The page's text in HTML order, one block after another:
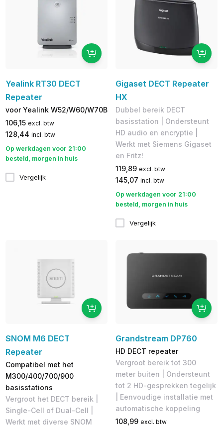
Yealink RT30 DECT
Repeater
voor Yealink W52/W60/W70B
106,15 excl. btw
128,44 incl. btw
Op werkdagen voor 21:00
besteld, morgen in huis
Vergelijk
Gigaset DECT Repeater
HX
Dubbel bereik DECT
basisstation | Ondersteunt
HD audio en encryptie | ​
Werkt met Siemens Gigaset
en Fritz!
119,89 excl. btw
145,07 incl. btw
Op werkdagen voor 21:00
besteld, morgen in huis
Vergelijk
SNOM M6 DECT
Repeater
Compatibel met het
M300/400/700/900
basisstations
Vergroot het DECT bereik |
Single-Cell of Dual-Cell |
Werkt met diverse SNOM
Grandstream DP760
HD DECT repeater
Vergroot bereik tot 300
meter buiten | Ondersteunt
tot 2 HD-gesprekken tegelijk
| Eenvoudige installatie met
automatische koppeling
108,99 excl. btw